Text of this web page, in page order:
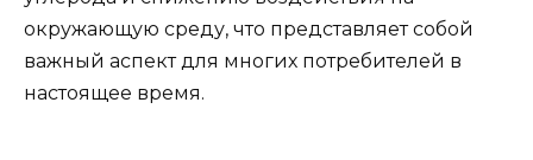
окружающую среду, что представляет собой
важный аспект для многих потребителей в
настоящее время.